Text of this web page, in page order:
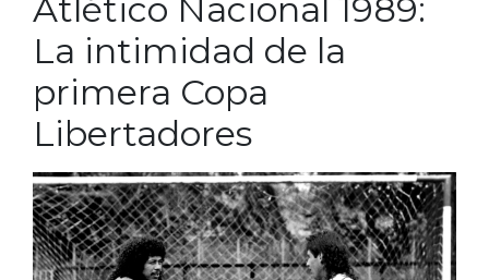
Atlético Nacional 1989:
La intimidad de la
primera Copa
Libertadores